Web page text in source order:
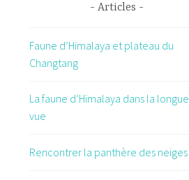
Articles
Faune d’Himalaya et plateau du
Changtang
La faune d’Himalaya dans la longue
vue
Rencontrer la panthère des neiges